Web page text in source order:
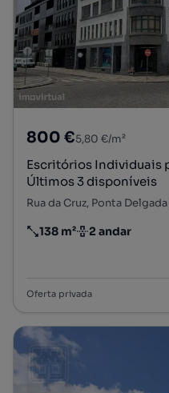
800 €5,80 €/m²
Escritórios Individuais
Últimos 3 disponíveis
Preço por metro quadrado
138 m²
Andar 2 andar
Oferta privada